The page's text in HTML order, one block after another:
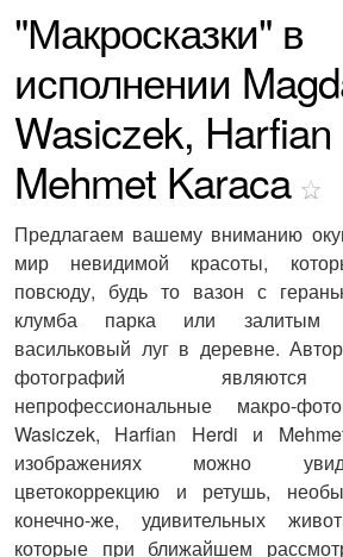
"Макросказки" в
исполнении
Wasiczek,
Mehmet Karaca
Предлагаем вашему вниманию
мир невидимой красоты,
повсюду, будь то вазон с
клумба парка или залитым
васильковый луг в деревне.
фотографий являются
непрофессиональные макро-
Wasiczek, Harfian Herdi и
изображениях можно
цветокоррекцию и ретушь,
конечно-же, удивительных
которые при ближайшем